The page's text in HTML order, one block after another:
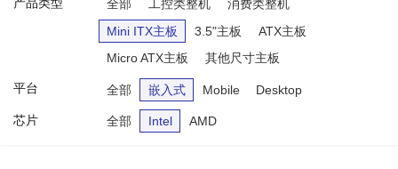
全部 工控类整机
消费类整机
Mini ITX主板
3.5"主板
ATX主板
Micro ATX主板
其他尺寸主板
平台 全部 嵌入式 Mobile Desktop
芯片 全部 Intel AMD